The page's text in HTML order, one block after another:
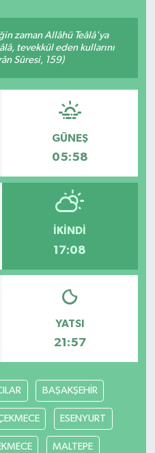
zaman Allâhü Teâlâ'ya
tevekkül eden kullarını
Sûresi, 159)
GÜNEŞ
05:58
İKINDI
17:08
YATSI
21:57
BAŞAKŞEHİR
ESENYURT
MALTEPE